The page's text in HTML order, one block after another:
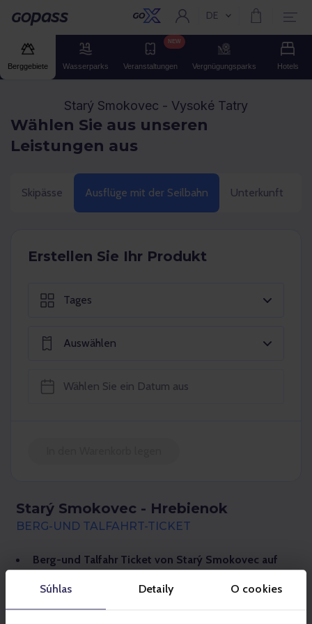
Súhlas Detaily O cookies
Gopass Aktuelle Sprache:
DE
Berggebiete Wasserparks Veranstaltungen
NEW
Vergnügungsparks Hotels
Starý Smokovec - Vysoké Tatry
Wählen Sie aus unseren
Leistungen aus
Skipässe Ausflüge mit der Seilbahn Unterkunft
Erstellen Sie Ihr Produkt
Tages
Auswählen
Starý Smokovec - Hrebienok
BERG-UND TALFAHRT-TICKET
Berg-und Talfahr Ticket von Starý Smokovec auf
Den ausgewählten Tag der Fahrkartengültigkeit kann
man nach dem Kaufen nicht ändern.